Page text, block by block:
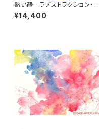
熱い静 ラブストラクション・ア
ート 10 by 仲丸友恵
¥14,400